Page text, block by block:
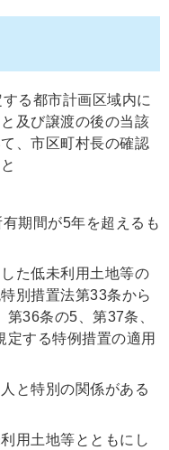
る都市計画区域内に
及び譲渡の後の当該
、市区町村長の確認
期間が5年を超えるも
た低未利用土地等の
別措置法第33条から
36条の5、第37条、
する特例措置の適用
と特別の関係がある
用土地等とともにし